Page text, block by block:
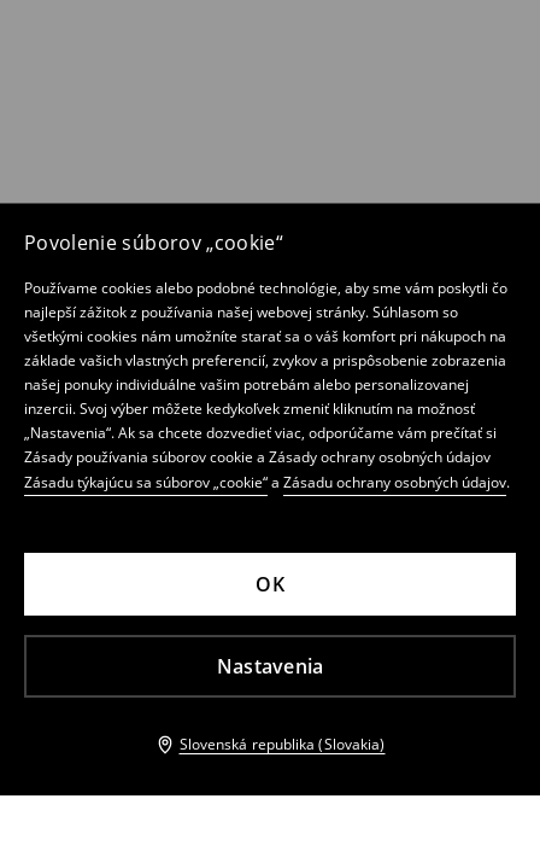
Povolenie súborov „cookie“
Používame cookies alebo podobné technológie, aby sme vám poskytli čo
najlepší zážitok z používania našej webovej stránky. Súhlasom so
všetkými cookies nám umožníte starať sa o váš komfort pri nákupoch na
základe vašich vlastných preferencií, zvykov a prispôsobenie zobrazenia
našej ponuky individuálne vašim potrebám alebo personalizovanej
inzercii. Svoj výber môžete kedykoľvek zmeniť kliknutím na možnosť
„Nastavenia“. Ak sa chcete dozvedieť viac, odporúčame vám prečítať si
Zásady používania súborov cookie a Zásady ochrany osobných údajov
Zásadu týkajúcu sa súborov „cookie“a Zásadu ochrany osobných údajov.
Nastavenia
OK
Slovenská republika (Slovakia)